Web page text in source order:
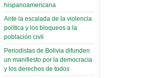
Read more...
hispanoamericana
Ante la escalada de la violencia
política y los bloqueos a la
población civil
Periodistas de Bolivia difunden
un manifiesto por la democracia
y los derechos de todos